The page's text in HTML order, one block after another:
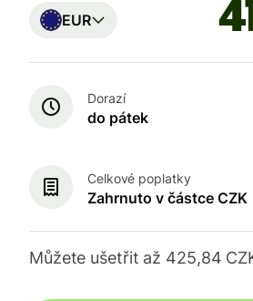
EUR
Dorazí
do pátek
Celkové poplatky
Zahrnuto v částce CZK
Můžete ušetřit až 425,84